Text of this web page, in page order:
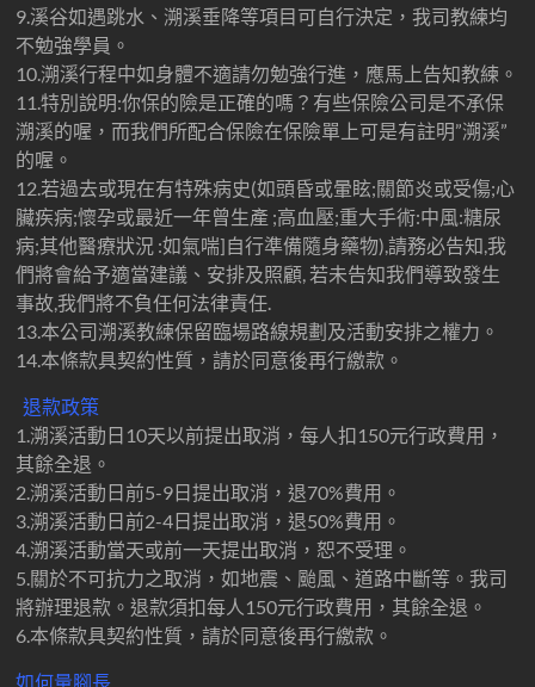
9.溪谷如遇跳水、溯溪垂降等項目可自行決定，我司教練均
不勉強學員。
10.溯溪行程中如身體不適請勿勉強行進，應馬上告知教練。
11.特別說明:你保的險是正確的嗎？有些保險公司是不承保
溯溪的喔，而我們所配合保險在保險單上可是有註明”溯溪”
的喔。
12.若過去或現在有特殊病史(如頭昏或暈眩;關節炎或受傷;心
臟疾病;懷孕或最近一年曾生產 ;高血壓;重大手術:中風:糖尿
病;其他醫療狀況 :如氣喘]自行準備隨身藥物),請務必告知,我
們將會給予適當建議、安排及照顧, 若未告知我們導致發生
事故,我們將不負任何法律責任.
13.本公司溯溪教練保留臨場路線規劃及活動安排之權力。
14.本條款具契約性質，請於同意後再行繳款。
退款政策
1.溯溪活動日10天以前提出取消，每人扣150元行政費用，
其餘全退。
2.溯溪活動日前5-9日提出取消，退70%費用。
3.溯溪活動日前2-4日提出取消，退50%費用。
4.溯溪活動當天或前一天提出取消，恕不受理。
5.關於不可抗力之取消，如地震、颱風、道路中斷等。我司
將辦理退款。退款須扣每人150元行政費用，其餘全退。
6.本條款具契約性質，請於同意後再行繳款。
如何量腳長